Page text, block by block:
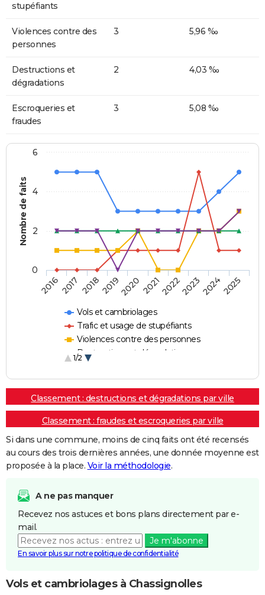
stupéfiants
Violences contre des
personnes
3 5,96 ‰
Destructions et
dégradations
2 4,03 ‰
Escroqueries et
fraudes
3 5,08 ‰
Nombre de faits
Vols et cambriolages
Trafic et usage de stupéfiants
Violences contre des personnes
Destructions et dégradations
1/2
20162017 20182019202020212022202320242025
0
2
4
6
Classement : destructions et dégradations par ville
Classement : fraudes et escroqueries par ville
Si dans une commune, moins de cinq faits ont été recensés
au cours des trois dernières années, une donnée moyenne est
proposée à la place. Voir la méthodologie.
A ne pas manquer
Recevez nos astuces et bons plans directement par e-
mail.
Je m'abonne
En savoir plus sur notre politique de confidentialité
Vols et cambriolages à Chassignolles